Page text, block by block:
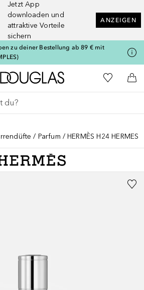
Jetzt App
downloaden und
attraktive Vorteile
sichern
ANZEIGEN
zu deiner Bestellung ab 89 € mit
Zur Douglas Startseite
Zu Meiner
Parfum HERMÈS H24 HERMES